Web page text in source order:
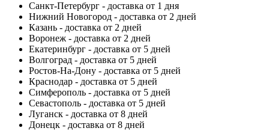
Санкт-Петербург - доставка от 1 дня
Нижний Новогород - доставка от 2 дней
Казань - доставка от 2 дней
Воронеж - доставка от 2 дней
Екатеринбург - доставка от 5 дней
Волгоград - доставка от 5 дней
Ростов-На-Дону - доставка от 5 дней
Краснодар - доставка от 5 дней
Симферополь - доставка от 5 дней
Севастополь - доставка от 5 дней
Луганск - доставка от 8 дней
Донецк - доставка от 8 дней